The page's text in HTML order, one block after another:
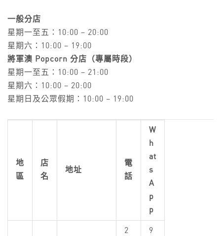
一般分店
星期一至五：10:00 – 20:00
星期六：10:00 – 19:00
將軍澳 Popcorn 分店（專屬時段）
星期一至五：10:00 – 21:00
星期六：10:00 – 20:00
星期日及公眾假期：10:00 – 19:00
地
區
店
名
地址
電
話
W
h
at
s
A
p
p
2
9